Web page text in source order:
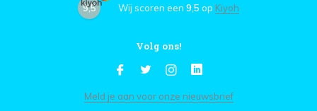
9,5 Wij scoren een 9,5 op Kiyoh
Volg ons!
Meld je aan voor onze nieuwsbrief